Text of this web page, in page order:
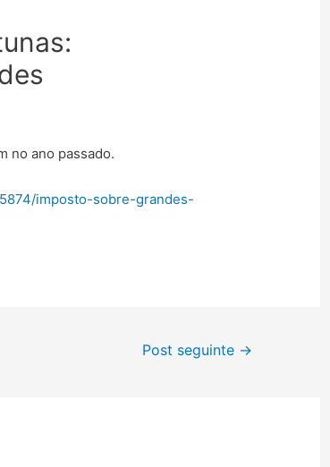
no ano passado.
imposto-sobre-grandes-
Post seguinte →